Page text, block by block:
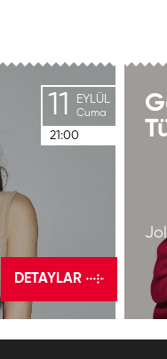
11 EYLÜL
Cuma
21:00
DETAYLAR